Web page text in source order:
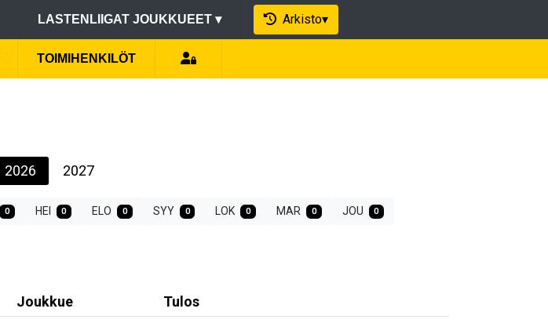
LASTENLIIGAT JOUKKUEET ▾ Arkisto▾
TOIMIHENKILÖT
2026 2027
0 HEI 0 ELO 0 SYY 0 LOK 0 MAR 0 JOU 0
Joukkue
Tulos